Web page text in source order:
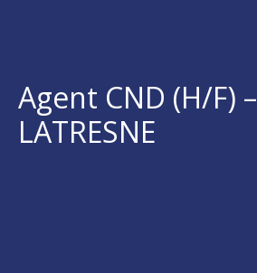
Agent CND (H/F) –
LATRESNE